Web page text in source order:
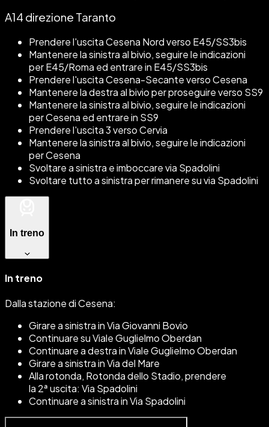
A14 direzione Taranto
Prendere l'uscita Cesena Nord verso E45/SS3bis
Mantenere la sinistra al bivio, seguire le indicazioni
per E45/Roma ed entrare in E45/SS3bis
Prendere l'uscita Cesena-Secante verso Cesena
Mantenere la destra al bivio per proseguire verso SS9
Mantenere la sinistra al bivio, seguire le indicazioni
per Cesena ed entrare in SS9
Prendere l'uscita 3 verso Cervia
Mantenere la sinistra al bivio, seguire le indicazioni
per Cesena
Svoltare a sinistra e imboccare via Spadolini
Svoltare tutto a sinistra per rimanere su via Spadolini
In treno
In treno
Dalla stazione di Cesena:
Girare a sinistra in Via Giovanni Bovio
Continuare su Viale Guglielmo Oberdan
Continuare a destra in Viale Guglielmo Oberdan
Girare a sinistra in Via del Mare
Alla rotonda, Rotonda dello Stadio, prendere
la 2ª uscita: Via Spadolini
Continuare a sinistra in Via Spadolini